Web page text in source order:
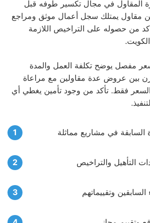
المقاول في مجال تكسير طوفه قبل
مقاول يمتلك سجل أعمال موثق ومراجع
من حصوله على التراخيص اللازمة
يوضح تكلفة العمل والمدة
بين عروض عدة مقاولين مع مراعاة
فقط. تأكد من وجود تأمين يغطي أي
السابقة في مشاريع مماثلة
التأهيل والتراخيص
السابقين وتقييماتهم